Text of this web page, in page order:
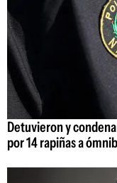
Detuvieron y
por 14 rapiñas a